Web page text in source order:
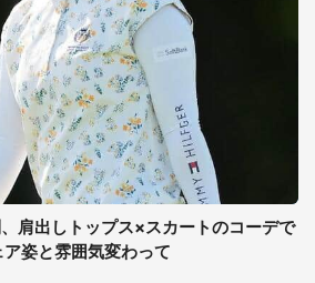
肩出しトップス×スカートのコーデで
ア姿と雰囲気変わって